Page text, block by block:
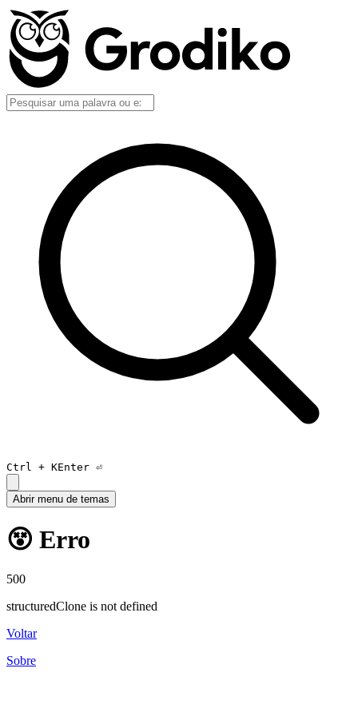
Ctrl + KEnter ⏎
Abrir menu de temas
😵 Erro
500
structuredClone is not defined
Voltar
Sobre